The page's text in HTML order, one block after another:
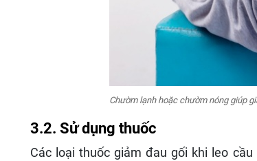
Chườm lạnh hoặc chườm nóng giúp
3.2. Sử dụng thuốc
Các loại thuốc giảm đau gối khi leo